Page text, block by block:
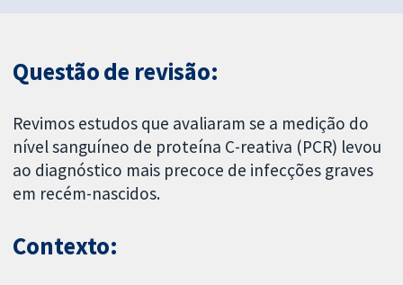
Questão de revisão:
Revimos estudos que avaliaram se a medição do
nível sanguíneo de proteína C-reativa (PCR) levou
ao diagnóstico mais precoce de infecções graves
em recém-nascidos.
Contexto: